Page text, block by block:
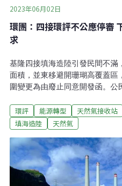
2023年06月02日
環團：四接環評不公應停審
求
基隆四接填海造陸引發民間不滿
面積，並東移避開珊瑚高覆蓋區
圍變更為由廢止同意開發函。公
緩環評程序，待台電拿到基隆市
足生態協會理事長陳憲政受訪表
緩，並重新評估開發必要性。
山行動小組籲重做範疇界定基
2024年除役，台電規劃新建兩
收站（四接），因填海造陸工
環評 能源轉型 天然氣接收站
填海造陸
天然氣